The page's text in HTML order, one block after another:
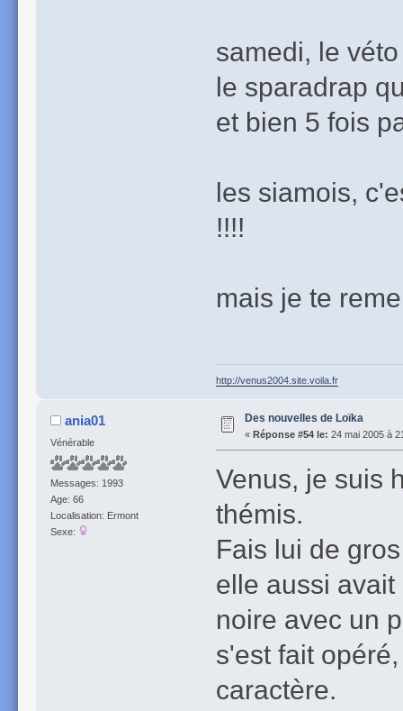
samedi, le
le sparadrap
et bien 5 fois
les siamois,
!!!!
mais je te
http://venus2004.site.voila.fr
ania01
Vénérable
Messages: 1993
Age: 66
Localisation: Ermont
Sexe:
Des nouvelles de Loïka
« Réponse #54 le: 24 mai 2005 à
Venus, je suis
thémis.
Fais lui de
elle aussi
noire avec un
s'est fait
caractère.